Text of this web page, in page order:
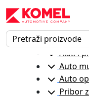
Auto oprema
Kategorije
Alati i
Auto
Auto
Pribor